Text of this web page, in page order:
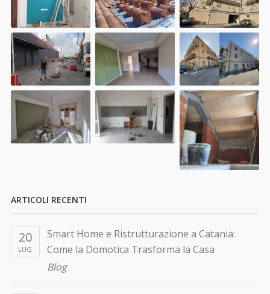
ARTICOLI RECENTI
20
LUG
Smart Home e Ristrutturazione a Catania:
Come la Domotica Trasforma la Casa
Blog